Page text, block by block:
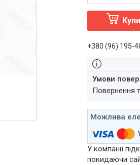
+380 (96) 195-
повернення
У компанії
покидаючи